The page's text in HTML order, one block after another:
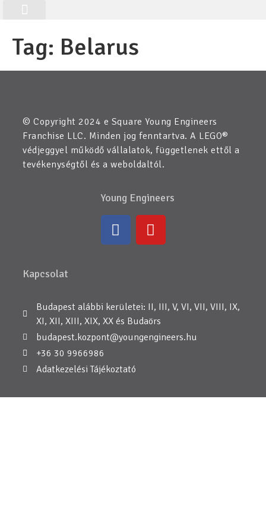
Tag: Belarus
© Copyright 2024 e Square Young Engineers
Franchise LLC. Minden jog fenntartva. A LEGO®
védjeggyel működő vállalatok, függetlenek ettől a
tevékenységtől és a weboldaltól.
Young Engineers
Kapcsolat
Budapest alábbi kerületei: II, III, V, VI, VII, VIII, IX,
XI, XII, XIII, XIX, XX és Budaörs
budapest.kozpont@youngengineers.hu
+36 30 9966986
Adatkezelési Tájékoztató